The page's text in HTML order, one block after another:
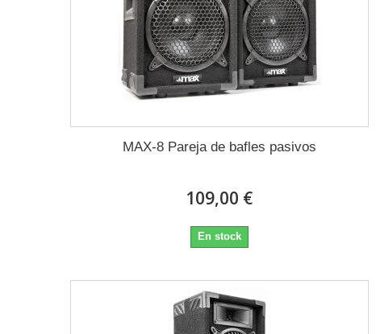
MAX-8 Pareja de bafles pasivos
109,00 €
En stock